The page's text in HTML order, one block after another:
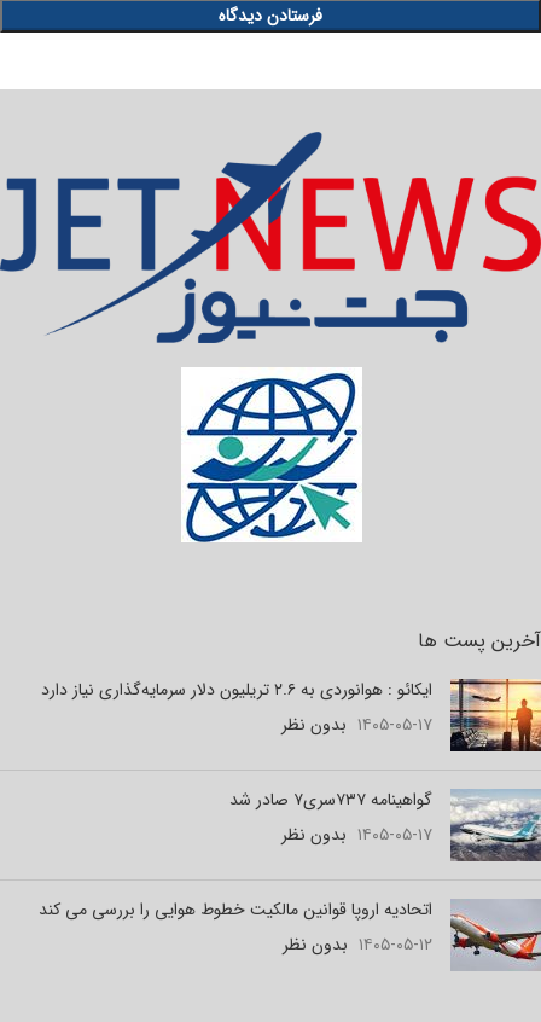
آخرین پست ها
ایکائو : هوانوردی به ۲.۶ تریلیون دلار سرمایه‌گذاری نیاز دارد
۱۴۰۵-۰۵-۱۷ بدون نظر
گواهینامه ۷۳۷سری۷ صادر شد
۱۴۰۵-۰۵-۱۷ بدون نظر
اتحادیه اروپا قوانین مالکیت خطوط هوایی را بررسی می کند
۱۴۰۵-۰۵-۱۲ بدون نظر